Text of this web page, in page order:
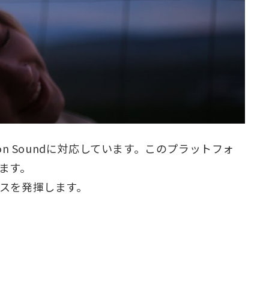
に対応しています。このプラットフォ
。
発揮します。